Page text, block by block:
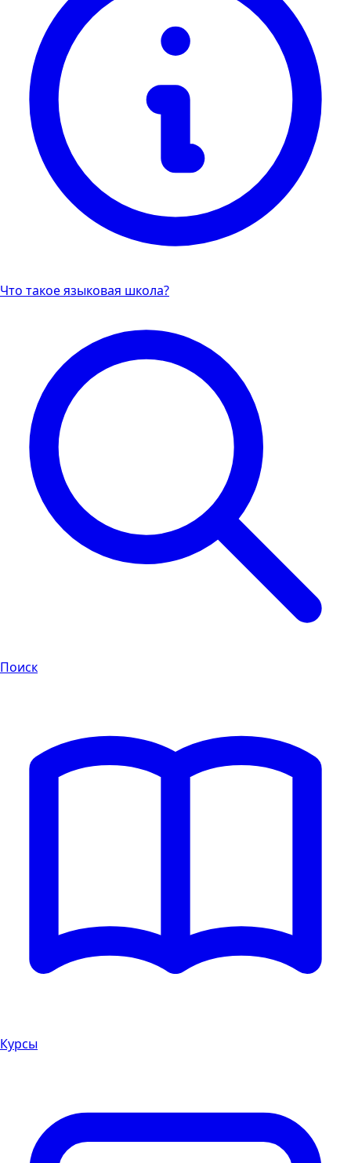
Что такое языковая школа?
Поиск
Курсы